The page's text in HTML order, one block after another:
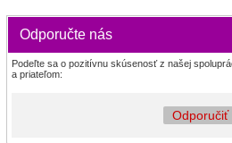
Odporučte nás
Podeľte sa o pozitívnu skúsenosť z našej
a priateľom:
Odporučiť